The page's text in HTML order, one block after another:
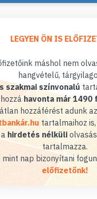
LEGYEN ÖN IS
máshol nem
hangvételű,
szakmai színvonalú
hozzáhavonta már
hozzáférést adunk az
tartalmaihoz
hirdetés nélküli
tartalmazza.
mint nap bizonyítani
előfizetőnk!